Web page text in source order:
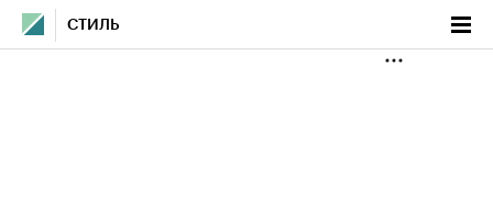
СТИЛЬ